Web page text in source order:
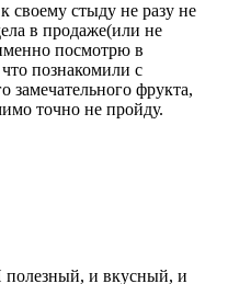
своему стыду не разу не
в продаже(или не
посмотрю в
познакомили с
замечательного фрукта,
точно не пройду.
и вкусный, и